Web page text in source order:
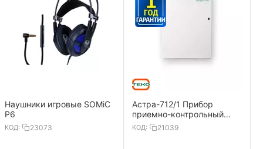
Наушники игровые SOMiC
P6
КОД: 23073
Астра-712/1 Прибор
приемно-контрольный
охранно-пожарный 1
ШС,ИП
КОД: 21039